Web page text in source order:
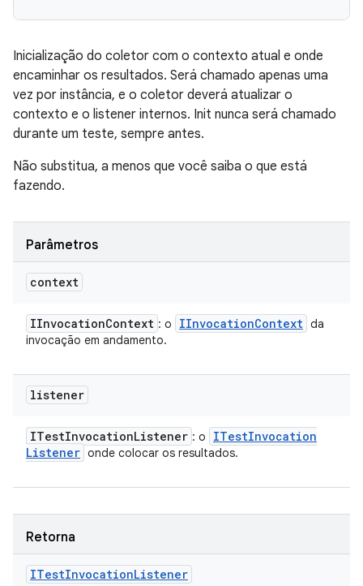
Inicialização do coletor com o contexto atual e onde
encaminhar os resultados. Será chamado apenas uma
vez por instância, e o coletor deverá atualizar o
contexto e o listener internos. Init nunca será chamado
durante um teste, sempre antes.
Não substitua, a menos que você saiba o que está
fazendo.
Parâmetros
context
IInvocationContext : o IInvocationContext da
invocação em andamento.
listener
ITestInvocationListener : o ITestInvocation
Listener onde colocar os resultados.
Retorna
ITestInvocationListener